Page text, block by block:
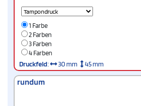
1 Farbe
2 Farben
3 Farben
4 Farben
Druckfeld: 30 mm 45 mm
rundum